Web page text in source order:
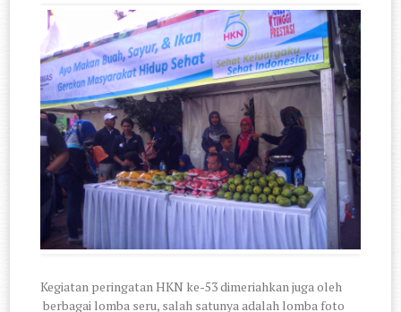
Kegiatan peringatan HKN ke-53 dimeriahkan juga oleh
berbagai lomba seru, salah satunya adalah lomba foto